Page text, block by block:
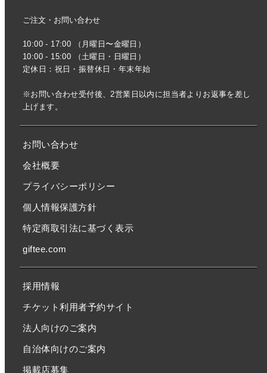
ご注文・お問い合わせ
10:00 - 17:00 （月曜日〜金曜日）
10:00 - 15:00 （土曜日・日曜日）
定休日：祝日・振替休日・年末年始
※お問い合わせ受付後、2営業日以内に担当者よりお返事を差し
上げます。
お問い合わせ
会社概要
プライバシーポリシー
個人情報保護方針
特定商取引法に基づく表示
giftee.com
採用情報
チケット利用者予約サイト
法人向けのご案内
自治体向けのご案内
掲載店募集